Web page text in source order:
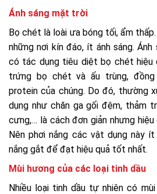
Ánh sáng mặt trời
Bọ chét là loài ưa bóng tối, ẩm
những nơi kín đáo, ít ánh sáng.
có tác dụng tiêu diệt bọ chét hiệu
trứng bọ chét và ấu trùng,
protein của chúng. Do đó, thường
dụng như chăn ga gối đệm, thảm
cưng,… là cách đơn giản nhưng
Nên phơi nắng các vật dụng này
nắng gắt để đạt hiệu quả tốt nhất.
Mùi hương của các loại tinh dầu
Nhiều loại tinh dầu tự nhiên có